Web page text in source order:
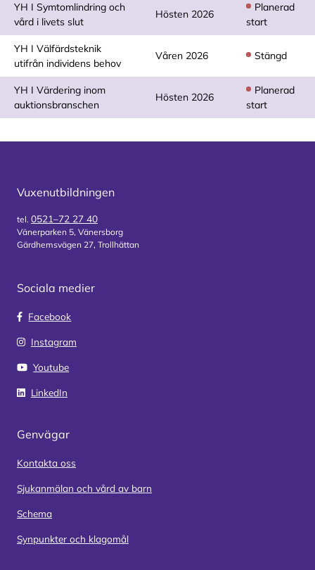
YH I Sym­tom­lind­ring och
vård i li­vets slut
Hösten 2026
Planerad
start
YH I Välfärdsteknik
utifrån individens behov
Våren 2026 Stängd
YH I Värdering inom
auktionsbranschen
Hösten 2026
Planerad
start
Vuxenutbildningen
tel. 0521–72 27 40
Vänerparken 5, Vänersborg
Gärdhemsvägen 27, Trollhättan
Sociala medier
Facebook
Instagram
Youtube
LinkedIn
Genvägar
Kontakta oss
Sjukanmälan och vård av barn
Schema
Synpunkter och klagomål